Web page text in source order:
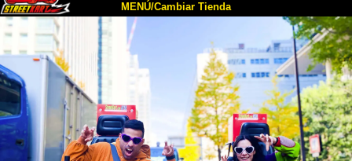
MENÚ/Cambiar Tienda
Acerca de Especificaciones Precios
Acceso Testimonios Preguntas Frecuentes
Empresa Reservas
Cambiar Tienda